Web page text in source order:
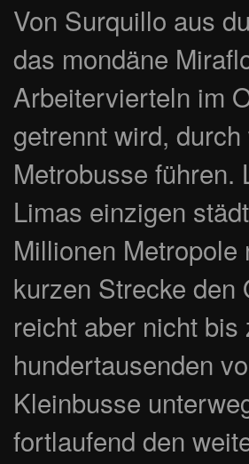
Von Surquillo aus
das mondäne
Arbeitervierteln im
getrennt wird,
Metrobusse führen.
Limas einzigen
Millionen Metropole
kurzen Strecke den
reicht aber nicht
hundertausenden
Kleinbusse
fortlaufend den